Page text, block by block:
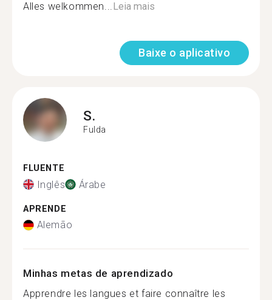
Alles welkommen...Leia mais
Baixe o aplicativo
S.
Fulda
FLUENTE
Inglês Árabe
APRENDE
Alemão
Minhas metas de aprendizado
Apprendre les langues et faire connaître les